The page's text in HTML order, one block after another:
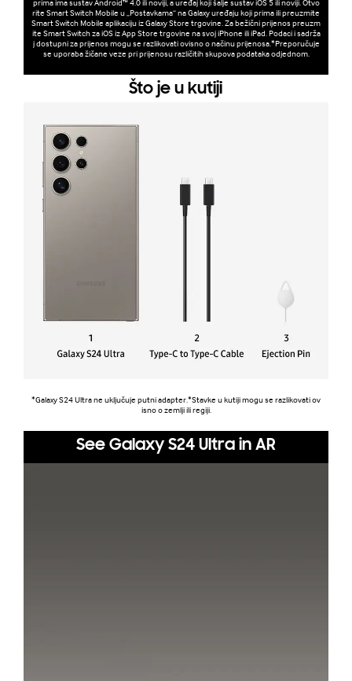
prima ima sustav Android™ 4.0 ili noviji, a uređaj koji šalje sustav iOS 5 ili noviji. Otvo
rite Smart Switch Mobile u „Postavkama“ na Galaxy uređaju koji prima ili preuzmite
Smart Switch Mobile aplikaciju iz Galaxy Store trgovine. Za bežični prijenos preuzm
ite Smart Switch za iOS iz App Store trgovine na svoj iPhone ili iPad. Podaci i sadrža
j dostupni za prijenos mogu se razlikovati ovisno o načinu prijenosa.*Preporučuje
se uporaba žičane veze pri prijenosu različitih skupova podataka odjednom.
Što je u kutiji
*Galaxy S24 Ultra ne uključuje putni adapter.*Stavke u kutiji mogu se razlikovati ov
isno o zemlji ili regiji.
See Galaxy S24 Ultra in AR